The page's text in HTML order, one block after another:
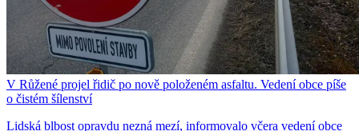
V Růžené projel řidič po nově položeném asfaltu. Vedení obce píše
o čistém šílenství
Lidská blbost opravdu nezná mezí, informovalo včera vedení obce